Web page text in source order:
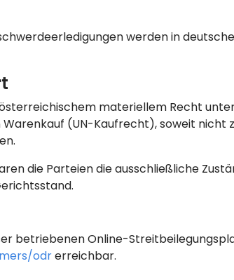
werden in
materiellem Recht
(UN-Kaufrecht), soweit nicht
die Parteien die ausschließliche
betriebenen Online-
odrerreichbar.